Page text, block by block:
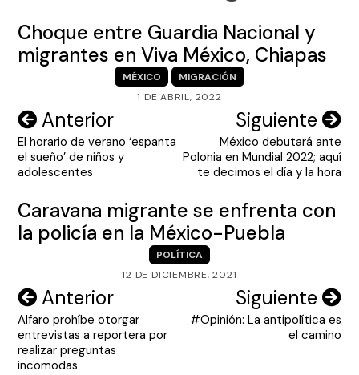
ENGLISH SECTION
VIDEOS
Choque entre Guardia Nacional y
migrantes en Viva México, Chiapas
MÉXICO
MIGRACIÓN
1 DE ABRIL, 2022
Navegación
de
entradas
Anterior
El horario de verano ‘espanta
el sueño’ de niños y
adolescentes
Siguiente
México debutará ante
Polonia en Mundial 2022; aquí
te decimos el día y la hora
Caravana migrante se enfrenta con
la policía en la México-Puebla
POLÍTICA
12 DE DICIEMBRE, 2021
Navegación
de
entradas
Anterior
Alfaro prohíbe otorgar
entrevistas a reportera por
realizar preguntas
incomodas
Siguiente
#Opinión: La antipolítica es
el camino